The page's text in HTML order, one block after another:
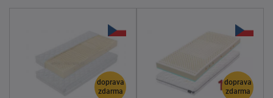
doprava
zdarma
doprava
zdarma